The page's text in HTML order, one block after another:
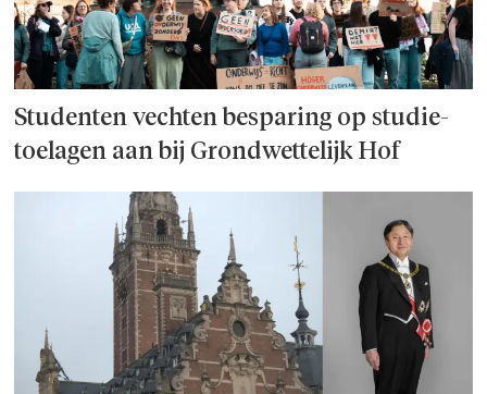
Studenten vechten besparing op studie­
toelagen aan bij Grondwettelijk Hof